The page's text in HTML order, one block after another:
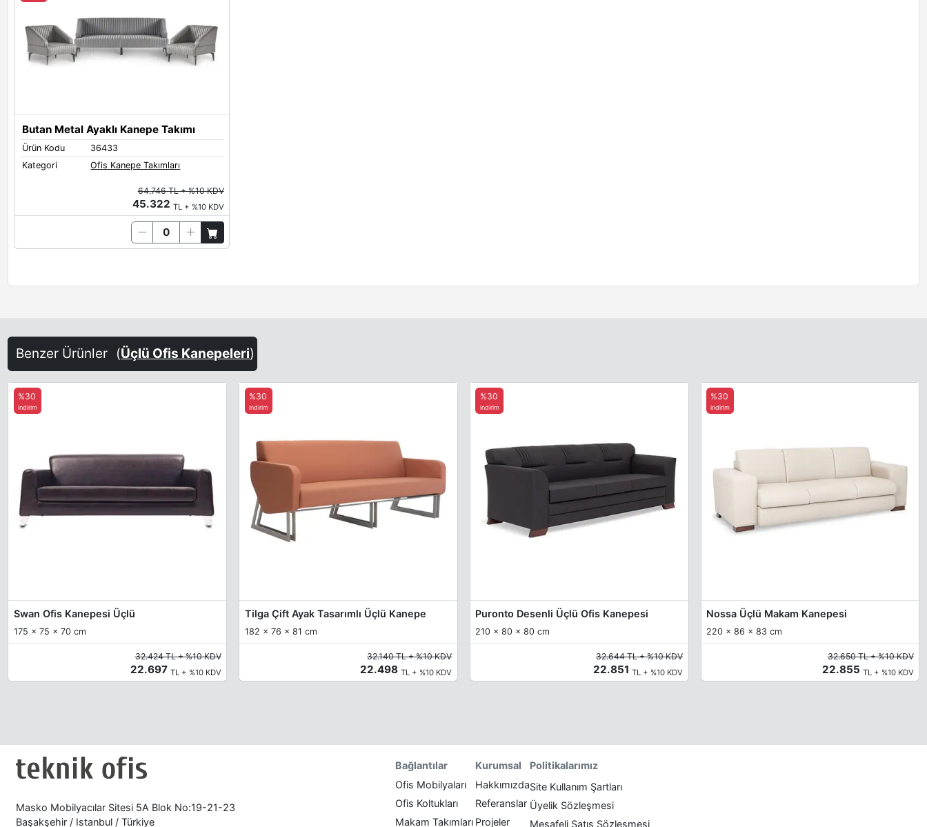
Butan Metal Ayaklı Kanepe Takımı
Ürün Kodu
36433
Kategori
Ofis Kanepe Takımları
64.746 TL + %10 KDV
45.322 TL + %10 KDV
Benzer Ürünler (Üçlü Ofis Kanepeleri)
Swan Ofis Kanepesi Üçlü
175 x 75 x 70 cm
%30
indirim
32.424 TL + %10 KDV
22.697 TL + %10 KDV
Tilga Çift Ayak Tasarımlı Üçlü Kanepe
182 x 76 x 81 cm
%30
indirim
32.140 TL + %10 KDV
22.498TL + %10 KDV
Puronto Desenli Üçlü Ofis Kanepesi
210 x 80 x 80 cm
%30
indirim
32.644 TL + %10 KDV
22.851TL + %10 KDV
Nossa Üçlü Makam Kanepesi
220 x 86 x 83 cm
%30
indirim
32.650 TL + %10 KDV
22.855 TL + %10 KDV
Masko Mobilyacılar Sitesi 5A Blok No:19-21-23
Başakşehir / Istanbul / Türkiye
Bağlantılar
Ofis Mobilyaları
Ofis Koltukları
Makam Takımları
Kurumsal
Hakkımızda
Referanslar
Projeler
Politikalarımız
Site Kullanım Şartları
Üyelik Sözleşmesi
Mesafeli Satış Sözleşmesi